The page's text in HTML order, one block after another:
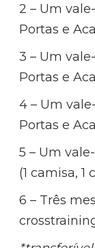
2 – Um
Portas e
3 – Um
Portas e
4 – Um
Portas e
5 – Um
(1 camisa, 1
6 – Três